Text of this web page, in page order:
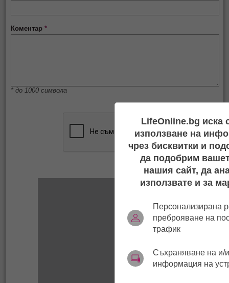
Коментар*
* до 1000 символа
LifeOnline.bg иска
използване на
чрез бисквитки и
да подобрим
нашия сайт, да
използвате и за
Персонализирана
преброяване на
трафик
Съхраняване на и/
информация на